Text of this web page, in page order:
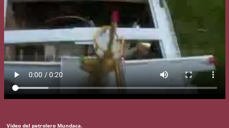
Video del petrolero Mundaca.